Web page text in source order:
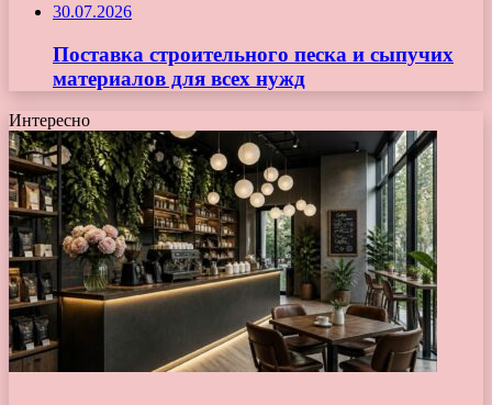
30.07.2026
Поставка строительного песка и сыпучих
материалов для всех нужд
Интересно